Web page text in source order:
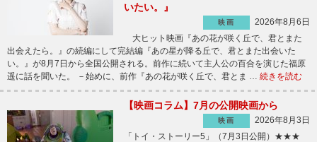
いたい。』
映画
2026年8月6日
大ヒット映画『あの花が咲く丘で、君とまた
出会えたら。』の続編にして完結編『あの星が降る丘で、君とまた出会いた
い。』が8月7日から全国公開される。前作に続いて主人公の百合を演じた福原
遥に話を聞いた。 －始めに、前作『あの花が咲く丘で、君とま … 続きを読む
【映画コラム】7月の公開映画から
映画
2026年8月3日
「トイ・ストーリー5」（7月3日公開）★★★